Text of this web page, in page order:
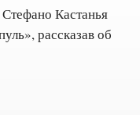
Кастанья
рассказав об